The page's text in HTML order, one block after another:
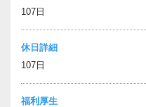
107日
休日詳細
107日
福利厚生